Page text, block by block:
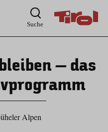
Hauptnavigation
Inhaltsbereich
Suche
– das
Alpen